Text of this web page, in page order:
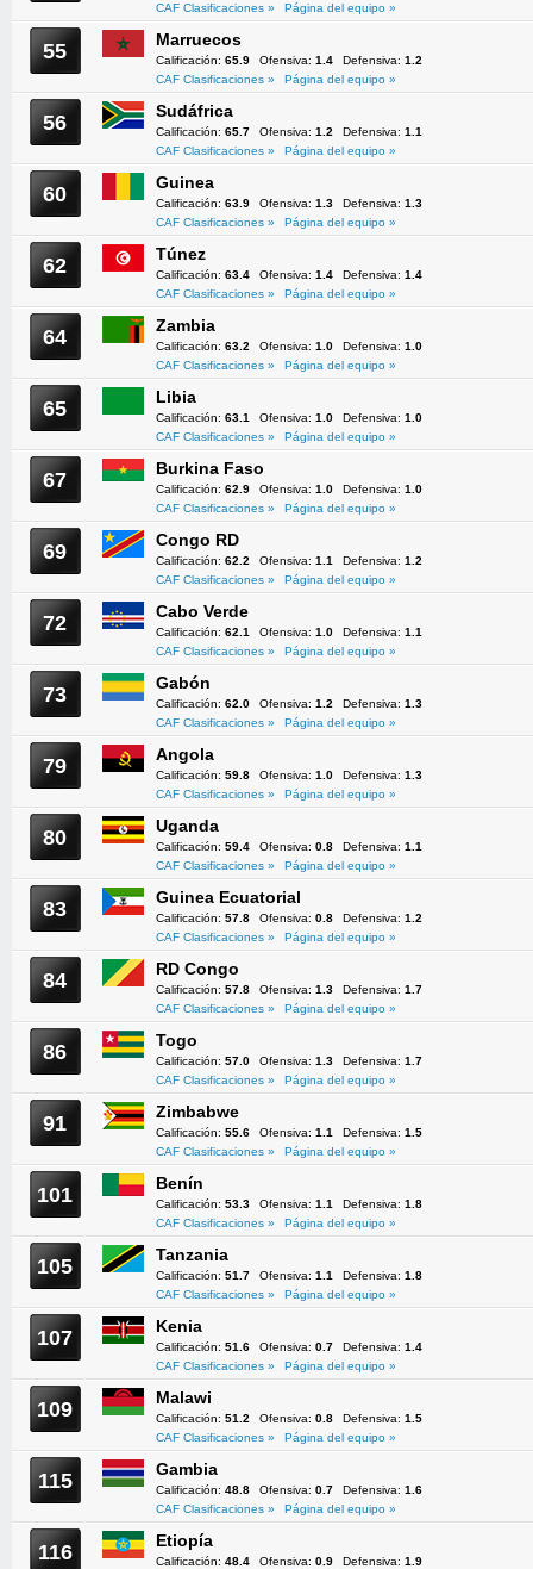
CAF Clasificaciones »
Página del equipo »
55 Marruecos
Calificación: 65.9 Ofensiva: 1.4 Defensiva: 1.2
CAF Clasificaciones »
Página del equipo »
56 Sudáfrica
Calificación: 65.7 Ofensiva: 1.2 Defensiva: 1.1
CAF Clasificaciones »
Página del equipo »
60 Guinea
Calificación: 63.9 Ofensiva: 1.3 Defensiva: 1.3
CAF Clasificaciones »
Página del equipo »
62 Túnez
Calificación: 63.4 Ofensiva: 1.4 Defensiva: 1.4
CAF Clasificaciones »
Página del equipo »
64 Zambia
Calificación: 63.2 Ofensiva: 1.0 Defensiva: 1.0
CAF Clasificaciones »
Página del equipo »
65 Libia
Calificación: 63.1 Ofensiva: 1.0 Defensiva: 1.0
CAF Clasificaciones »
Página del equipo »
67 Burkina Faso
Calificación: 62.9 Ofensiva: 1.0 Defensiva: 1.0
CAF Clasificaciones »
Página del equipo »
69 Congo RD
Calificación: 62.2 Ofensiva: 1.1 Defensiva: 1.2
CAF Clasificaciones »
Página del equipo »
72 Cabo Verde
Calificación: 62.1 Ofensiva: 1.0 Defensiva: 1.1
CAF Clasificaciones »
Página del equipo »
73 Gabón
Calificación: 62.0 Ofensiva: 1.2 Defensiva: 1.3
CAF Clasificaciones »
Página del equipo »
79 Angola
Calificación: 59.8 Ofensiva: 1.0 Defensiva: 1.3
CAF Clasificaciones »
Página del equipo »
80 Uganda
Calificación: 59.4 Ofensiva: 0.8 Defensiva: 1.1
CAF Clasificaciones »
Página del equipo »
83 Guinea Ecuatorial
Calificación: 57.8 Ofensiva: 0.8 Defensiva: 1.2
CAF Clasificaciones »
Página del equipo »
84 RD Congo
Calificación: 57.8 Ofensiva: 1.3 Defensiva: 1.7
CAF Clasificaciones »
Página del equipo »
86 Togo
Calificación: 57.0 Ofensiva: 1.3 Defensiva: 1.7
CAF Clasificaciones »
Página del equipo »
91 Zimbabwe
Calificación: 55.6 Ofensiva: 1.1 Defensiva: 1.5
CAF Clasificaciones »
Página del equipo »
101 Benín
Calificación: 53.3 Ofensiva: 1.1 Defensiva: 1.8
CAF Clasificaciones »
Página del equipo »
105 Tanzania
Calificación: 51.7 Ofensiva: 1.1 Defensiva: 1.8
CAF Clasificaciones »
Página del equipo »
107 Kenia
Calificación: 51.6 Ofensiva: 0.7 Defensiva: 1.4
CAF Clasificaciones »
Página del equipo »
109 Malawi
Calificación: 51.2 Ofensiva: 0.8 Defensiva: 1.5
CAF Clasificaciones »
Página del equipo »
115 Gambia
Calificación: 48.8 Ofensiva: 0.7 Defensiva: 1.6
CAF Clasificaciones »
Página del equipo »
116 Etiopía
Calificación: 48.4 Ofensiva: 0.9 Defensiva: 1.9